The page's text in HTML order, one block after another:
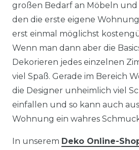
großen Bedarf an Möbeln und
den die erste eigene
erst einmal möglichst
Wenn man dann aber die
Dekorieren jedes einzelnen
viel Spaß. Gerade im Bereich
die Designer unheimlich viel
einfallen und so kann auch
Wohnung ein wahres
In unserem Deko Online-